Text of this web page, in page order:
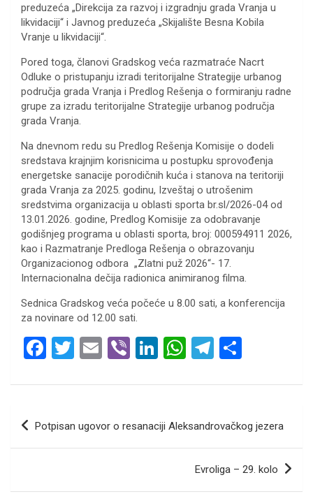
preduzeća „Direkcija za razvoj i izgradnju grada Vranja u
likvidaciji“ i Javnog preduzeća „Skijalište Besna Kobila
Vranje u likvidaciji“.
Pored toga, članovi Gradskog veća razmatraće Nacrt
Odluke o pristupanju izradi teritorijalne Strategije urbanog
područja grada Vranja i Predlog Rešenja o formiranju radne
grupe za izradu teritorijalne Strategije urbanog područja
grada Vranja.
Na dnevnom redu su Predlog Rešenja Komisije o dodeli
sredstava krajnjim korisnicima u postupku sprovođenja
energetske sanacije porodičnih kuća i stanova na teritoriji
grada Vranja za 2025. godinu, Izveštaj o utrošenim
sredstvima organizacija u oblasti sporta br.sl/2026-04 od
13.01.2026. godine, Predlog Komisije za odobravanje
godišnjeg programa u oblasti sporta, broj: 000594911 2026,
kao i Razmatranje Predloga Rešenja o obrazovanju
Organizacionog odbora „Zlatni puž 2026“- 17.
Internacionalna dečija radionica animiranog filma.
Sednica Gradskog veća počeće u 8.00 sati, a konferencija
za novinare od 12.00 sati.
F
ce
b
o
T
tt
E
ail
Vi
er
Li
ke
dI
n
W
at
A
p
p
T
e
gr
a
m
ar
Кретање
чланка
Potpisan ugovor o resanaciji Aleksandrovačkog jezera
Evroliga – 29. kolo